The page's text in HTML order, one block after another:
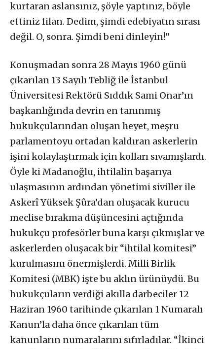
kurtaran aslansınız, şöyle yaptınız, böyle
ettiniz filan. Dedim, şimdi edebiyatın sırası
değil. O, sonra. Şimdi beni dinleyin!”
Konuşmadan sonra 28 Mayıs 1960 günü
çıkarılan 13 Sayılı Tebliğ ile İstanbul
Üniversitesi Rektörü Sıddık Sami Onar’ın
başkanlığında devrin en tanınmış
hukukçularından oluşan heyet, meşru
parlamentoyu ortadan kaldıran askerlerin
işini kolaylaştırmak için kolları sıvamışlardı.
Öyle ki Madanoğlu, ihtilalin başarıya
ulaşmasının ardından yönetimi siviller ile
Askerî Yüksek Şûra’dan oluşacak kurucu
meclise bırakma düşüncesini açtığında
hukukçu profesörler buna karşı çıkmışlar ve
askerlerden oluşacak bir “ihtilal komitesi”
kurulmasını önermişlerdi. Milli Birlik
Komitesi (MBK) işte bu aklın ürünüydü. Bu
hukukçuların verdiği akılla darbeciler 12
Haziran 1960 tarihinde çıkarılan 1 Numaralı
Kanun’la daha önce çıkarılan tüm
kanunların numaralarını sıfırladılar. “İkinci